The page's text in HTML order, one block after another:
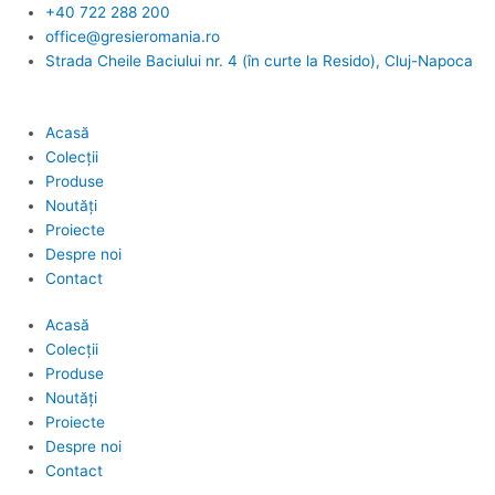
content
+40 722 288 200
office@gresieromania.ro
Strada Cheile Baciului nr. 4 (în curte la Resido), Cluj-Napoca
Acasă
Colecții
Produse
Noutăți
Proiecte
Despre noi
Contact
Acasă
Colecții
Produse
Noutăți
Proiecte
Despre noi
Contact